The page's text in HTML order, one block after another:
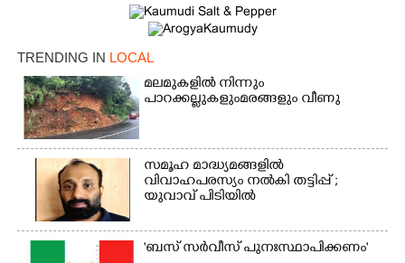
TRENDING IN LOCAL
മലമുകളിൽ നിന്നും
പാറക്കല്ലുകളുംമരങ്ങളും വീണു
സമൂഹ മാദ്ധ്യമങ്ങളിൽ
വിവാഹപരസ്യം നൽകി തട്ടിപ്പ് ;
യുവാവ് പിടിയിൽ
'ബസ് സർവീസ് പുനഃസ്ഥാപിക്കണം'